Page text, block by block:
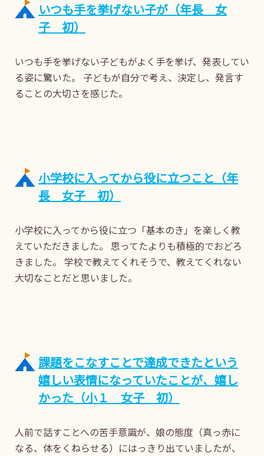
いつも手を挙げない子が（年長 女
子 初）
いつも手を挙げない子どもがよく手を挙げ、発表してい
る姿に驚いた。 子どもが自分で考え、決定し、発言す
ることの大切さを感じた。
小学校に入ってから役に立つこと（年
長 女子 初）
小学校に入ってから役に立つ「基本のき」を楽しく教
えていただきました。 思ってたよりも積極的でおどろ
きました。 学校で教えてくれそうで、教えてくれない
大切なことだと思いました。
課題をこなすことで達成できたという
嬉しい表情になっていたことが、嬉し
かった（小１ 女子 初）
人前で話すことへの苦手意識が、娘の態度（真っ赤に
なる、体をくねらせる）にはっきり出ていましたが、